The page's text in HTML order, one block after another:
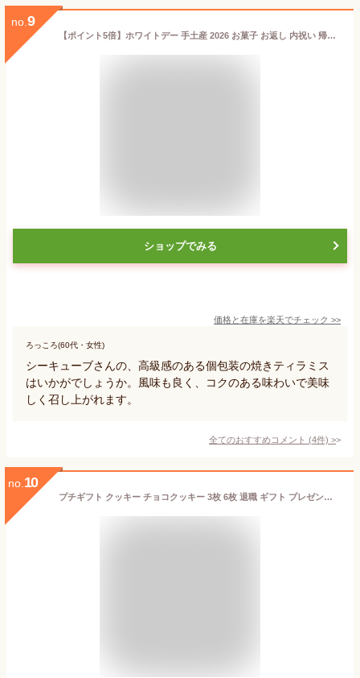
no. 9
【ポイント5倍】ホワイトデー 手土産 2026 お菓子 お返し 内祝い 帰省 プレゼント 詰め合わせ ギフト 可愛い スイーツ 洋菓子 お祝い お礼 個包装CYT-13 焼きティラミス 8個入り シーキューブ C3
ショップでみる
価格と在庫を楽天でチェック >>
ろっころ(60代・女性)
シーキューブさんの、高級感のある個包装の焼きティラミス
はいかがでしょうか。風味も良く、コクのある味わいで美味
しく召し上がれます。
全てのおすすめコメント (4件) >
no. 10
プチギフト クッキー チョコクッキー 3枚 6枚 退職 ギフト プレゼント お菓子 スイーツ 洋菓子 焼き菓子 米粉 チョコレート 個包装 詰め合わせ 可愛い かわいい おしゃれ 美味しい 500円 退職 産休 お礼 出産祝い 七五三 大量 ありがとう 最強配送 oimoya